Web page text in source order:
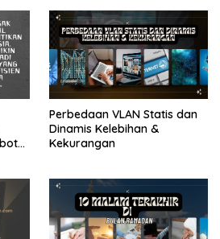
Perbedaan VLAN Statis dan
Dinamis Kelebihan &
Kekurangan